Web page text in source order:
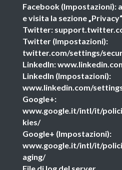
Facebook (Impostazioni):
e visita la sezione „Privacy“
Twitter:
Twitter (Impostazioni):
twitter.com/settings/
LinkedIn:
LinkedIn (Impostazioni):
www.linkedin.com/
Google+:
www.google.it/intl/it/
kies/
Google+ (Impostazioni):
www.google.it/intl/it/
aging/